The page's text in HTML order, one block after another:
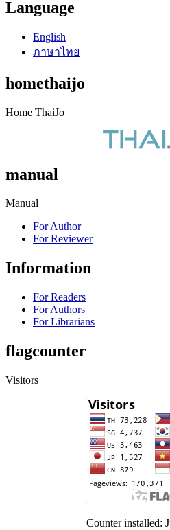
Language
English
ภาษาไทย
homethaijo
Home ThaiJo
manual
Manual
For Author
For Reviewer
Information
For Readers
For Authors
For Librarians
flagcounter
Visitors
Counter installed: